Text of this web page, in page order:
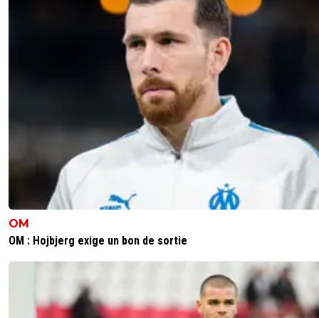
OM
OM : Hojbjerg exige un bon de sortie